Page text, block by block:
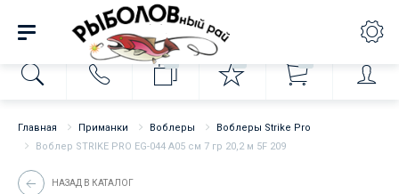
Главная Приманки Воблеры
Воблеры Strike Pro
Воблер STRIKE PRO EG-044 А05 см 7 гр 20,2 м 5F 209
НАЗАД В КАТАЛОГ